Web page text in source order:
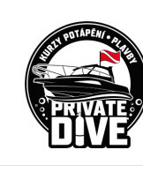
content